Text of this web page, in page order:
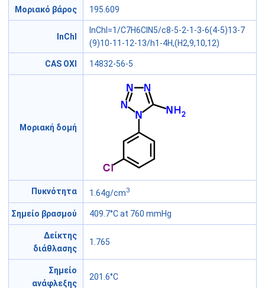
Μοριακό βάρος 195.609
InChI
InChI=1/C7H6ClN5/c8-5-2-1-3-6(4-5)13-7
(9)10-11-12-13/h1-4H,(H2,9,10,12)
CAS ΟΧΙ 14832-56-5
Μοριακή δομή
Πυκνότητα 1.64g/cm3
Σημείο βρασμού 409.7°C at 760 mmHg
Δείκτης
διάθλασης
1.765
Σημείο
ανάφλεξης
201.6°C